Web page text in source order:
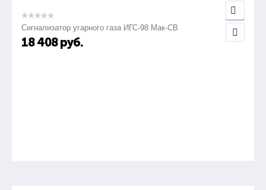
Сигнализатор угарного газа ИГС-98 Мак-СВ
18 408 руб.